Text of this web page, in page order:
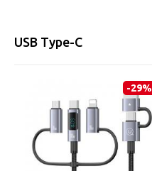
USB Type-C
-29%